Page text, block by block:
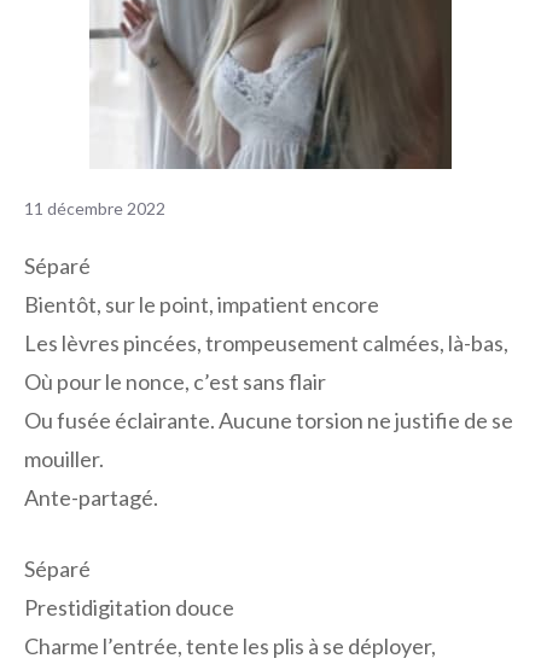
11 décembre 2022
Séparé
Bientôt, sur le point, impatient encore
Les lèvres pincées, trompeusement calmées, là-bas,
Où pour le nonce, c’est sans flair
Ou fusée éclairante. Aucune torsion ne justifie de se
mouiller.
Ante-partagé.
Séparé
Prestidigitation douce
Charme l’entrée, tente les plis à se déployer,